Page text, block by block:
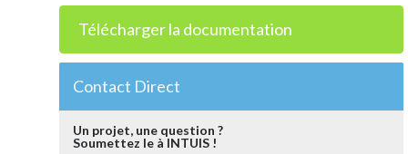
Télécharger la documentation
Contact Direct
Un projet, une question ?
Soumettez le à INTUIS !